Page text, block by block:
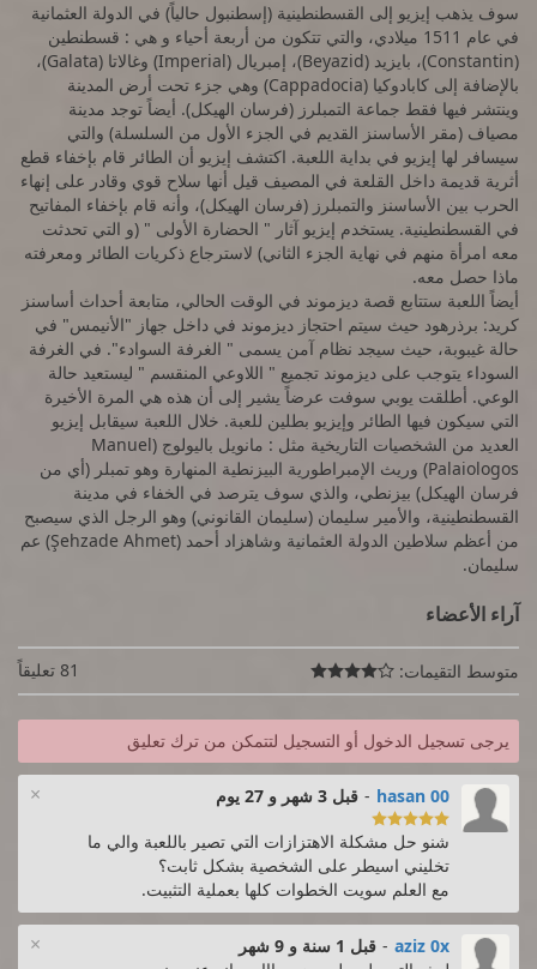
سوف يذهب إيزيو إلى القسطنطينية (إسطنبول حالياً) في الدولة العثمانية
في عام 1511 ميلادي، والتي تتكون من أربعة أحياء و هي : قسطنطين
(Constantin)، بايزيد (Beyazid)، إمبريال (Imperial) وغالاتا (Galata)،
بالإضافة إلى كابادوكيا (Cappadocia) وهي جزء تحت أرض المدينة
وينتشر فيها فقط جماعة التمبلرز (فرسان الهيكل). أيضاً توجد مدينة
مصياف (مقر الأساسنز القديم في الجزء الأول من السلسلة) والتي
سيسافر لها إيزيو في بداية اللعبة. اكتشف إيزيو أن الطائر قام بإخفاء قطع
أثرية قديمة داخل القلعة في المصيف قيل أنها سلاح قوي وقادر على إنهاء
الحرب بين الأساسنز والتمبلرز (فرسان الهيكل)، وأنه قام بإخفاء المفاتيح
في القسطنطينية. يستخدم إيزيو آثار " الحضارة الأولى " (و التي تحدثت
معه امرأة منهم في نهاية الجزء الثاني) لاسترجاع ذكريات الطائر ومعرفته
ماذا حصل معه.
أيضاً اللعبة ستتابع قصة ديزموند في الوقت الحالي، متابعة أحداث أساسنز
كريد: برذرهود حيث سيتم احتجاز ديزموند في داخل جهاز "الأنيمس" في
حالة غيبوبة، حيث سيجد نظام آمن يسمى " الغرفة السوادء". في الغرفة
السوداء يتوجب على ديزموند تجميع " اللاوعي المنقسم " ليستعيد حالة
الوعي. أطلقت يوبي سوفت عرضاً يشير إلى أن هذه هي المرة الأخيرة
التي سيكون فيها الطائر وإيزيو بطلين للعبة. خلال اللعبة سيقابل إيزيو
العديد من الشخصيات التاريخية مثل : مانويل باليولوج (Manuel
Palaiologos) وريث الإمبراطورية البيزنطية المنهارة وهو تمبلر (أي من
فرسان الهيكل) بيزنطي، والذي سوف يترصد في الخفاء في مدينة
القسطنطينية، والأمير سليمان (سليمان القانوني) وهو الرجل الذي سيصبح
من أعظم سلاطين الدولة العثمانية وشاهزاد أحمد (Şehzade Ahmet) عم
سليمان.
آراء الأعضاء
متوسط التقيمات:  81 تعليقاً
يرجى تسجيل الدخول أو التسجيل لتتمكن من ترك تعليق
× hasan 00
- قبل 3 شهر و 27 يوم

شنو حل مشكلة الاهتزازات التي تصير باللعبة والي ما
تخليني اسيطر على الشخصية بشكل ثابت؟
مع العلم سويت الخطوات كلها بعملية التثبيت.
× aziz 0x
- قبل 1 سنة و 9 شهر